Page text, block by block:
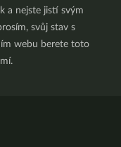
a nejste jistí svým
svůj stav s
webu berete toto